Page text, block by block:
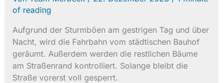
of reading
Aufgrund der Sturmböen am gestrigen Tag und über
Nacht, wird die Fahrbahn vom städtischen Bauhof
geräumt. Außerdem werden die restlichen Bäume
am Straßenrand kontrolliert. Solange bleibt die
Straße vorerst voll gesperrt.